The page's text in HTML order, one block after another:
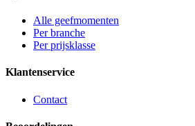
Alle geefmomenten
Per branche
Per prijsklasse
Klantenservice
Contact